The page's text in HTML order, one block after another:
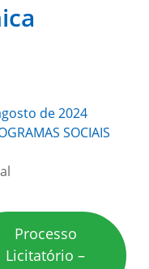
de 2024
SOCIAIS
Processo
Licitatório –